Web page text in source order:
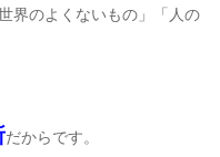
界のよくないもの」「人の
だからです。